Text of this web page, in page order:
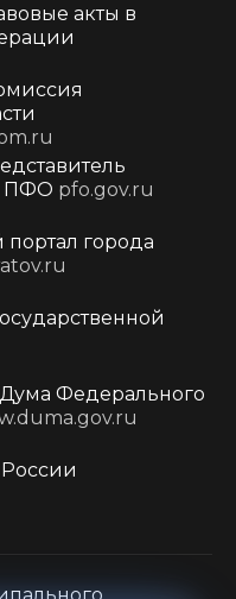
акты в
ПФО pfo.gov.ru
города
Дума Федерального